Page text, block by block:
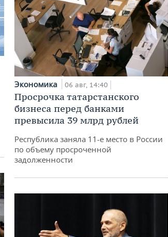
Экономика 06 авг, 14:40
Просрочка татарстанского
бизнеса перед банками
превысила 39 млрд рублей
Республика заняла 11-е место в России
по объему просроченной
задолженности